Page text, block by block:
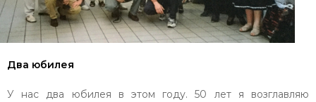
Два юбилея
У нас два юбилея в этом году. 50 лет я возглавляю